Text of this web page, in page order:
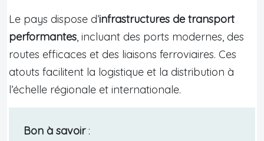
Le pays dispose d’infrastructures de transport
performantes, incluant des ports modernes, des
routes efficaces et des liaisons ferroviaires. Ces
atouts facilitent la logistique et la distribution à
l’échelle régionale et internationale.
Bon à savoir: